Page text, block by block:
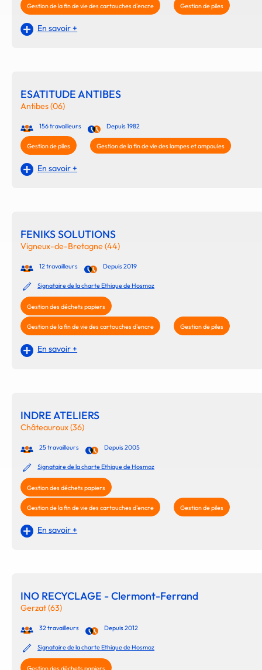
Gestion de la fin de vie des cartouches d'encre Gestion de piles
En savoir +
ESATITUDE ANTIBES
Antibes (06)
156 travailleurs Depuis 1982
Gestion de piles Gestion de la fin de vie des lampes et ampoules
En savoir +
FENIKS SOLUTIONS
Vigneux-de-Bretagne (44)
12 travailleurs Depuis 2019
Signataire de la charte Ethique de Hosmoz
Gestion des déchets papiers
Gestion de la fin de vie des cartouches d'encre Gestion de piles
En savoir +
INDRE ATELIERS
Châteauroux (36)
25 travailleurs Depuis 2005
Signataire de la charte Ethique de Hosmoz
Gestion des déchets papiers
Gestion de la fin de vie des cartouches d'encre Gestion de piles
En savoir +
INO RECYCLAGE - Clermont-Ferrand
Gerzat (63)
32 travailleurs Depuis 2012
Signataire de la charte Ethique de Hosmoz
Gestion des déchets papiers